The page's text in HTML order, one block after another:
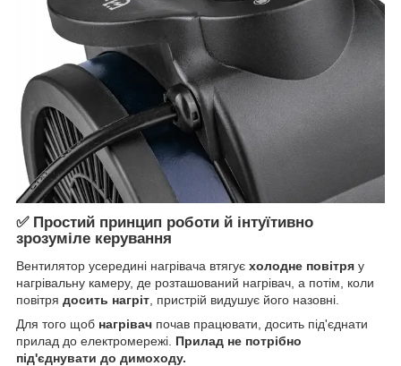
✅ Простий принцип роботи й інтуїтивно
зрозуміле керування
Вентилятор усередині нагрівача втягує холодне повітря у
нагрівальну камеру, де розташований нагрівач, а потім, коли
повітря досить нагріт , пристрій видушує його назовні.
Для того щоб нагрівач почав працювати, досить під'єднати
прилад до електромережі. Прилад не потрібно
під'єднувати до димоходу.